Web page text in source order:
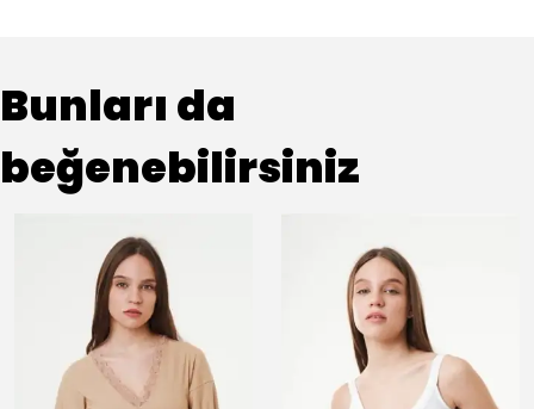
Bunları da
beğenebilirsiniz